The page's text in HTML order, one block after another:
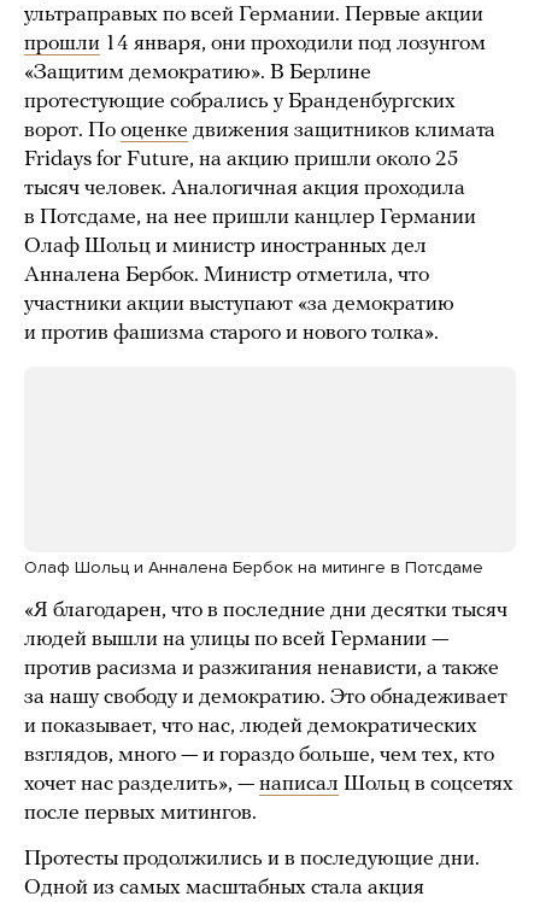
ультраправых по всей Германии. Первые акции
прошли 14 января, они проходили под лозунгом
«Защитим демократию». В Берлине
протестующие собрались у Бранденбургских
ворот. По оценке движения защитников климата
Fridays for Future, на акцию пришли около 25
тысяч человек. Аналогичная акция проходила
в Потсдаме, на нее пришли канцлер Германии
Олаф Шольц и министр иностранных дел
Анналена Бербок. Министр отметила, что
участники акции выступают «за демократию
и против фашизма старого и нового толка».
Олаф Шольц и Анналена Бербок на митинге в Потсдаме
«Я благодарен, что в последние дни десятки тысяч
людей вышли на улицы по всей Германии —
против расизма и разжигания ненависти, а также
за нашу свободу и демократию. Это обнадеживает
и показывает, что нас, людей демократических
взглядов, много — и гораздо больше, чем тех, кто
хочет нас разделить», — написал Шольц в соцсетях
после первых митингов.
Протесты продолжились и в последующие дни.
Одной из самых масштабных стала акция